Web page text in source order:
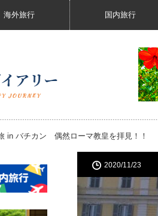
海外旅行 国内旅行
in バチカン 偶然ローマ教皇を拝見！！
2020/11/23